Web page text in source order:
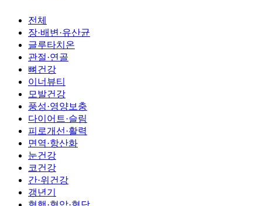
전체
장·배변·유산균
글루타치온
관절·연골
뼈건강
이너뷰티
모발건강
풍성·영양보충
다이어트·슬림
피로개선·활력
면역·항산화
눈건강
코건강
간·위건강
갱년기